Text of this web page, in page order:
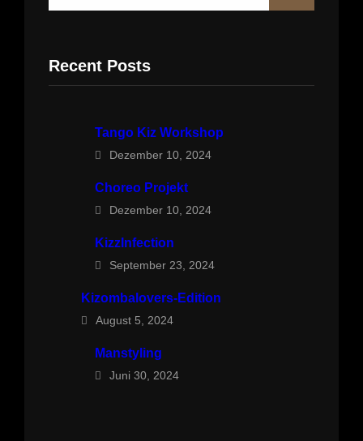
e
Recent Posts
Tango Kiz Workshop
Dezember 10, 2024
Choreo Projekt
Dezember 10, 2024
KizzInfection
September 23, 2024
Kizombalovers-Edition
August 5, 2024
Manstyling
Juni 30, 2024